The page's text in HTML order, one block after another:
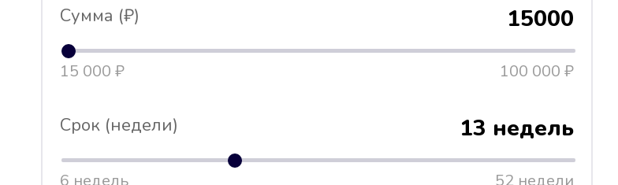
Сумма (₽) 15000
15 000 ₽ 100 000 ₽
Срок (недели) 13 недель
6 недель 52 недели